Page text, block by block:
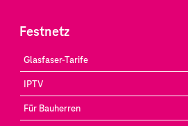
Festnetz
Glasfaser-Tarife
IPTV
Für Bauherren